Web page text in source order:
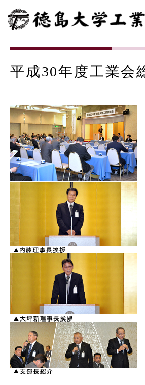
平成30年度工業会